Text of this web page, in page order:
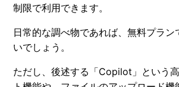
制限で利用できます。
日常的な調べ物であれば、無料プラン
いでしょう。
ただし、後述する「Copilot」という